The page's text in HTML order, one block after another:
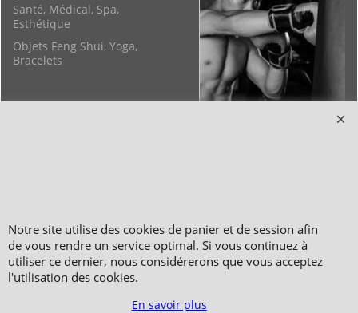
Santé, Médical, Spa,
Esthétique
Objets Feng Shui, Yoga,
Bracelets
Copyright 2006-2024 © TAO DISTRIBUTION Boutique en équipement et matériel
pour les arts martiaux
51, avenue du Palais des Expositions 66000 Perpignan
Notre site utilise des cookies de panier et de session afin
de vous rendre un service optimal. Si vous continuez à
utiliser ce dernier, nous considérerons que vous acceptez
l'utilisation des cookies.
En savoir plus